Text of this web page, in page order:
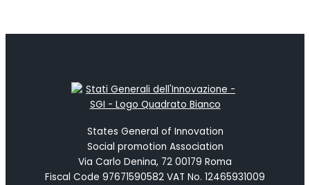
States General of Innovation
Social promotion Association
Via Carlo Denina, 72 00179 Roma
Fiscal Code 97671590582 VAT No. 12465931009